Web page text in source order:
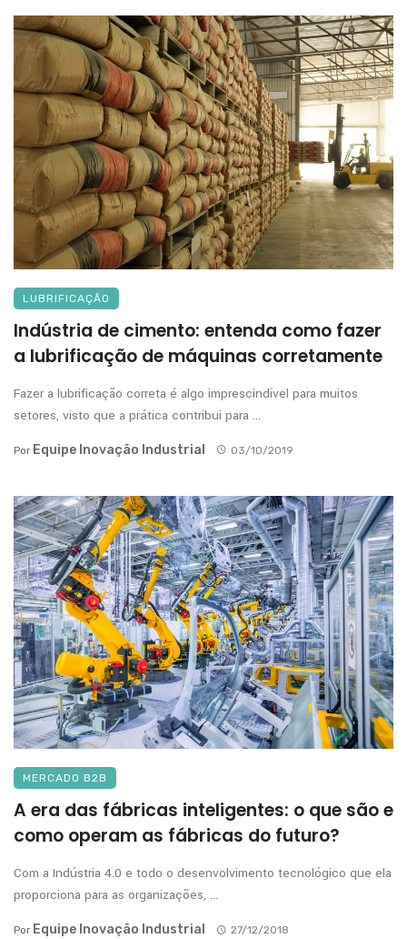
LUBRIFICAÇÃO
Indústria de cimento: entenda como fazer
a lubrificação de máquinas corretamente
Fazer a lubrificação correta é algo imprescindível para muitos
setores, visto que a prática contribui para ...
Por Equipe Inovação Industrial 03/10/2019
MERCADO B2B
A era das fábricas inteligentes: o que são e
como operam as fábricas do futuro?
Com a Indústria 4.0 e todo o desenvolvimento tecnológico que ela
proporciona para as organizações, ...
Por Equipe Inovação Industrial 27/12/2018